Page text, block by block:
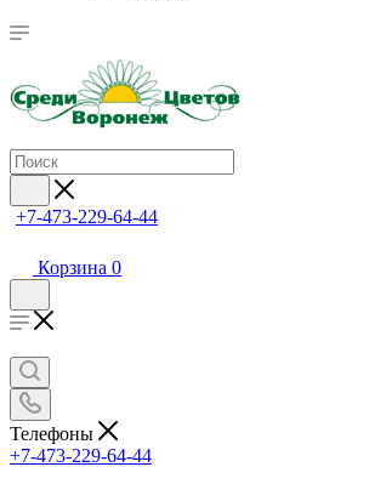
+7-473-229-64-44
Корзина 0
Телефоны
+7-473-229-64-44